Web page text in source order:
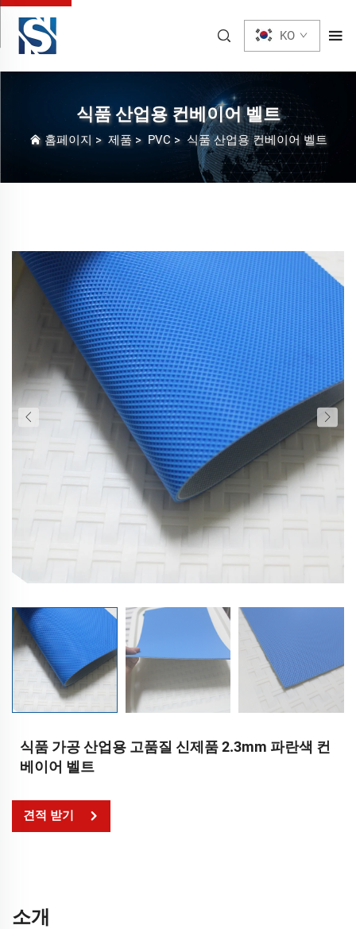
KO
식품 산업용 컨베이어 벨트
홈페이지 > 제품 > PVC > 식품 산업용 컨베이어 벨트
식품 가공 산업용 고품질 신제품 2.3mm 파란색 컨
베이어 벨트
견적 받기
소개